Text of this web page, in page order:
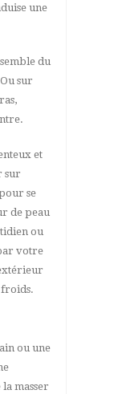
une
du
sur
et
sur
se
de peau
ou
votre
froids.
ou une
masser